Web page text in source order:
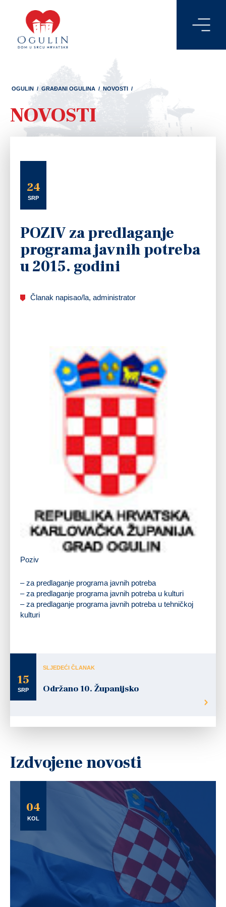
OGULIN / GRAĐANI OGULINA / NOVOSTI /
NOVOSTI
24
SRP
POZIV za predlaganje
programa javnih potreba
u 2015. godini
Članak napisao/la, administrator
Poziv
– za predlaganje programa javnih potreba
– za predlaganje programa javnih potreba u kulturi
– za predlaganje programa javnih potreba u tehničkoj
kulturi
15
SRP
SLJEDEĆI ČLANAK
Održano 10. Županijsko
Izdvojene novosti
04
KOL